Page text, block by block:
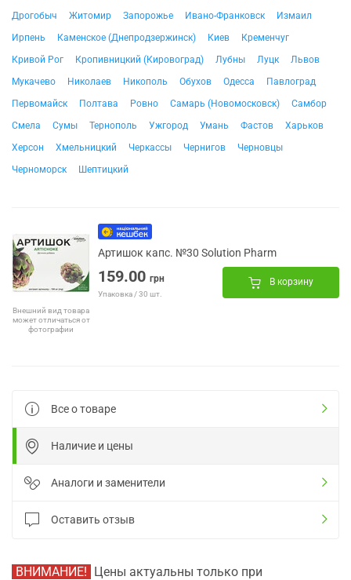
Дрогобыч
Житомир Запорожье Ивано-Франковск
Измаил
Ирпень
Каменское (Днепродзержинск) Киев
Кременчуг
Кривой Рог
Кропивницкий (Кировоград) Лубны Луцк
Львов
Мукачево
Николаев Никополь Обухов Одесса
Павлоград
Первомайск
Полтава Ровно Самарь (Новомосковск)
Самбор
Смела
Сумы Тернополь Ужгород Умань Фастов
Харьков
Херсон
Хмельницкий Черкассы Чернигов
Черновцы
Черноморск
Шептицкий
Внешний вид товара
может отличаться от
фотографии
Артишок капс. №30 Solution Pharm
159.00 грн
Упаковка / 30 шт.
В корзину
Все о товаре
Наличие и цены
Аналоги и заменители
Оставить отзыв
ВНИМАНИЕ! Цены актуальны только при